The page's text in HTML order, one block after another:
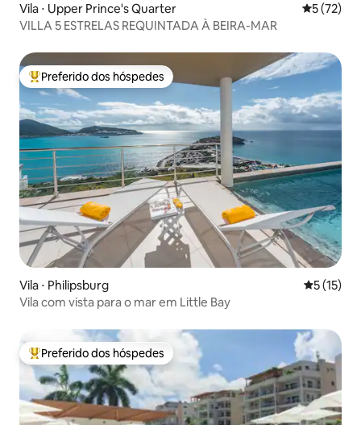
Vila ⋅ Upper Prince's Quarter 5 de uma
5 (72)
VILLA 5 ESTRELAS REQUINTADA À BEIRA-MAR
Entre os melhores preferidos dos hóspedes
Preferido dos hóspedes
Vila ⋅ Philipsburg 5 de uma
5 (15)
Vila com vista para o mar em Little Bay
Entre os melhores preferidos dos hóspedes
Preferido dos hóspedes